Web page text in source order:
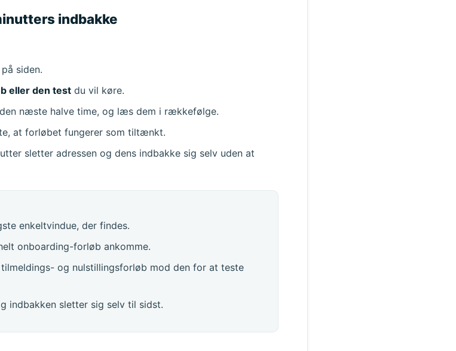
indbakke
siden.
eller den test du vil køre.
næste halve time, og læs dem i rækkefølge.
at forløbet fungerer som tiltænkt.
sletter adressen og dens indbakke sig selv uden at
enkeltvindue, der findes.
onboarding-forløb ankomme.
og nulstillingsforløb mod den for at teste
indbakken sletter sig selv til sidst.